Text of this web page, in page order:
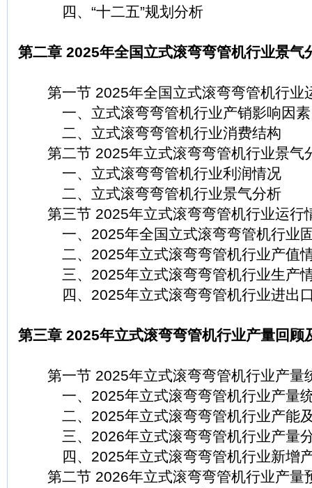
四、“十二五”规划分析
第二章 2025年全国立式滚弯弯管机行业景气
第一节 2025年全国立式滚弯弯管机行业
一、立式滚弯弯管机行业产销影响因素
二、立式滚弯弯管机行业消费结构
第二节 2025年立式滚弯弯管机行业景气
一、立式滚弯弯管机行业利润情况
二、立式滚弯弯管机行业景气分析
第三节 2025年立式滚弯弯管机行业运行
一、2025年全国立式滚弯弯管机行业固
二、2025年立式滚弯弯管机行业产值
三、2025年立式滚弯弯管机行业生产
四、2025年立式滚弯弯管机行业进出
第三章 2025年立式滚弯弯管机行业产量回顾
第一节 2025年立式滚弯弯管机行业产量
一、2025年立式滚弯弯管机行业产量
二、2025年立式滚弯弯管机行业产能及
三、2026年立式滚弯弯管机行业产量
四、2025年立式滚弯弯管机行业新增产
第二节 2026年立式滚弯弯管机行业产量